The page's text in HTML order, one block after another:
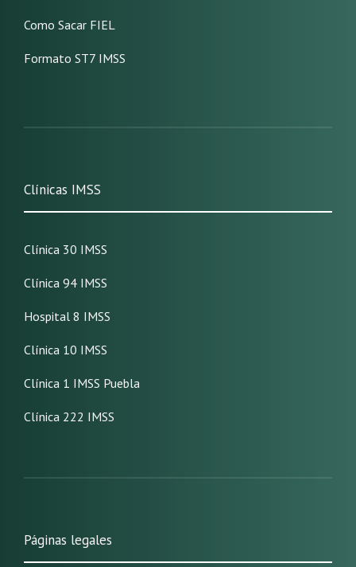
Como Sacar FIEL
Formato ST7 IMSS
Clínicas IMSS
Clínica 30 IMSS
Clínica 94 IMSS
Hospital 8 IMSS
Clínica 10 IMSS
Clínica 1 IMSS Puebla
Clínica 222 IMSS
Páginas legales